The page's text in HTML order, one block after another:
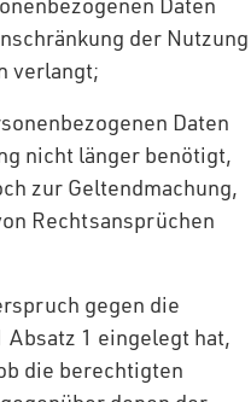
der Nutzung
verlangt;
Daten
nicht länger benötigt,
zur Geltendmachung,
Rechtsansprüchen
gegen die
1 eingelegt hat,
die berechtigten